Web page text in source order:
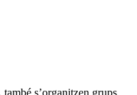
s’organitzen grups